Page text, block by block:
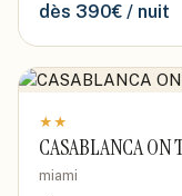
dès 390€ / nuit
★ ★
CASABLANCA ON
miami